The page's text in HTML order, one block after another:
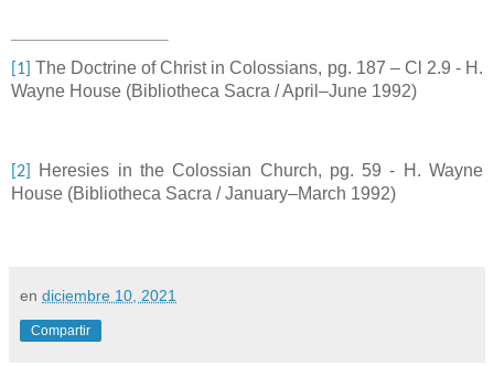
[1] The Doctrine of Christ in Colossians, pg. 187 – Cl 2.9 - H.
Wayne House (Bibliotheca Sacra / April–June 1992)
[2]
Heresies in the Colossian Church, pg. 59 - H. Wayne
House (Bibliotheca Sacra / January–March 1992)
en diciembre 10, 2021
Compartir